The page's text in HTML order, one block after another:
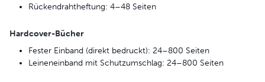
Rückendrahtheftung: 4–48 Seiten
Hardcover-Bücher
Fester Einband (direkt bedruckt): 24–800 Seiten
Leineneinband mit Schutzumschlag: 24–800 Seiten